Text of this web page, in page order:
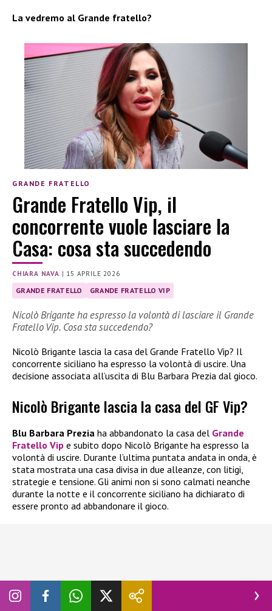
La vedremo al Grande fratello?
GRANDE FRATELLO
Grande Fratello Vip, il
concorrente vuole lasciare la
Casa: cosa sta succedendo
CHIARA NAVA | 15 APRILE 2026
GRANDE FRATELLO GRANDE FRATELLO VIP
Nicolò Brigante ha espresso la volontà di lasciare il Grande
Fratello Vip. Cosa sta succedendo?
Nicolò Brigante lascia la casa del Grande Fratello Vip? Il
concorrente siciliano ha espresso la volontà di uscire. Una
decisione associata all’uscita di Blu Barbara Prezia dal gioco.
Nicolò Brigante lascia la casa del GF Vip?
Blu Barbara Prezia ha abbandonato la casa del Grande
Fratello Vip e subito dopo Nicolò Brigante ha espresso la
volontà di uscire. Durante l’ultima puntata andata in onda, è
stata mostrata una casa divisa in due alleanze, con litigi,
strategie e tensione. Gli animi non si sono calmati neanche
durante la notte e il concorrente siciliano ha dichiarato di
essere pronto ad abbandonare il gioco.